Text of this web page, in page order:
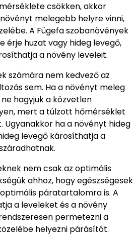
csökken, akkor
melegebb helyre vinni,
A Fügefa szobanövények
érje huzat vagy hideg levegő,
a növény leveleit.
számára nem kedvező az
sem. Ha a növényt meleg
hagyjuk a közvetlen
mert a túlzott hőmérséklet
ha a növényt hideg
levegő károsíthatja a
nem csak az optimális
ahhoz, hogy egészségesek
páratartalomra is. A
a leveleket és a növény
permetezni a
helyezni párásítót.